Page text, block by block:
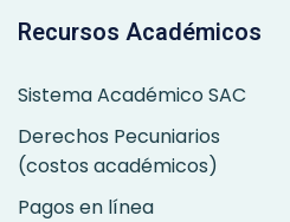
Recursos Académicos
Sistema Académico SAC
Derechos Pecuniarios
(costos académicos)
Pagos en línea